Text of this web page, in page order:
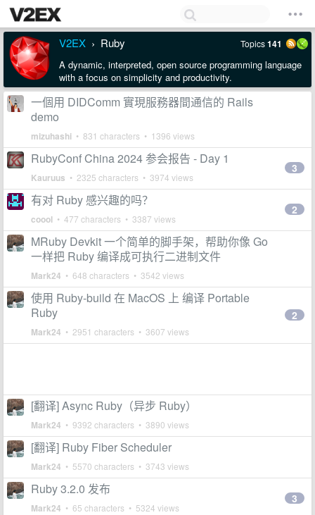
V2EX › Ruby Topics141
A dynamic, interpreted, open source programming language
with a focus on simplicity and productivity.
一個用 DIDComm 實現服務器間通信的 Rails
demo
mizuhashi • 831 characters • 1396 views
RubyConf China 2024 参会报告 - Day 1
Kauruus • 2325 characters • 3974 views
3
有对 Ruby 感兴趣的吗？
coool • 477 characters • 3387 views
2
MRuby Devkit 一个简单的脚手架，帮助你像 Go
一样把 Ruby 编译成可执行二进制文件
Mark24 • 648 characters • 3542 views
使用 Ruby-build 在 MacOS 上 编译 Portable
Ruby
Mark24 • 2951 characters • 3607 views
2
[翻译] Async Ruby（异步 Ruby）
Mark24 • 9392 characters • 3890 views
[翻译] Ruby Fiber Scheduler
Mark24 • 5570 characters • 3743 views
Ruby 3.2.0 发布
Mark24 • 65 characters • 5324 views
3